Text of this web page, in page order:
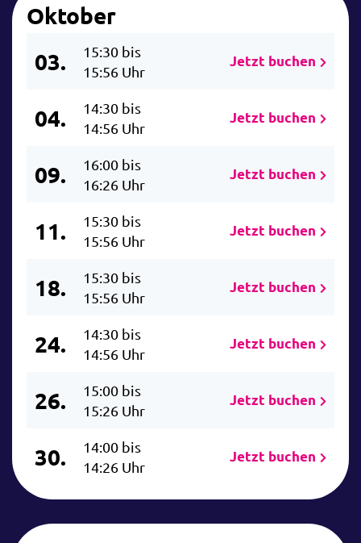
Oktober
03.
15:30 bis
15:56 Uhr
Jetzt buchen
04.
14:30 bis
14:56 Uhr
Jetzt buchen
09.
16:00 bis
16:26 Uhr
Jetzt buchen
11.
15:30 bis
15:56 Uhr
Jetzt buchen
18.
15:30 bis
15:56 Uhr
Jetzt buchen
24.
14:30 bis
14:56 Uhr
Jetzt buchen
26.
15:00 bis
15:26 Uhr
Jetzt buchen
30.
14:00 bis
14:26 Uhr
Jetzt buchen